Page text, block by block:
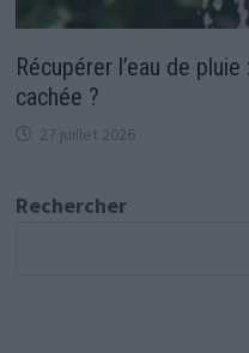
Récupérer l’eau de
cachée ?
27 juillet 2026
Rechercher